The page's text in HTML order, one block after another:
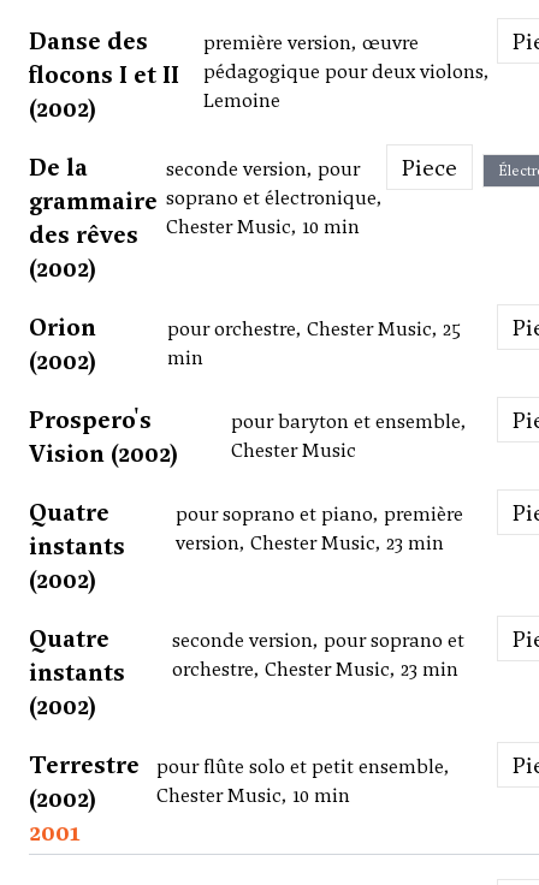
Danse des
flocons I et II
(2002)
première version, œuvre
pédagogique pour deux violons,
Lemoine
De la
grammaire
des rêves
(2002)
seconde version, pour
soprano et électronique,
Chester Music, 10 min
Piece
Orion
(2002)
pour orchestre, Chester Music, 25
min
Prospero's
Vision (2002)
pour baryton et ensemble,
Chester Music
Quatre
instants
(2002)
pour soprano et piano, première
version, Chester Music, 23 min
Quatre
instants
(2002)
seconde version, pour soprano et
orchestre, Chester Music, 23 min
Terrestre
(2002)
pour flûte solo et petit ensemble,
Chester Music, 10 min
2001